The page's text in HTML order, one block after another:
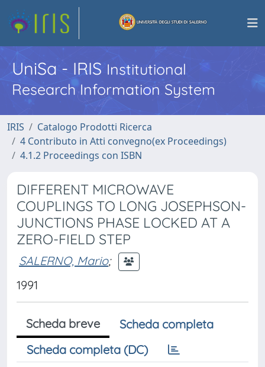
UniSa - IRISInstitutional
Research Information System
IRIS
Catalogo Prodotti Ricerca
4 Contributo in Atti convegno(ex Proceedings)
4.1.2 Proceedings con ISBN
DIFFERENT MICROWAVE
COUPLINGS TO LONG JOSEPHSON-
JUNCTIONS PHASE LOCKED AT A
ZERO-FIELD STEP
SALERNO, Mario;
1991
Scheda breve
Scheda completa
Scheda completa (DC)